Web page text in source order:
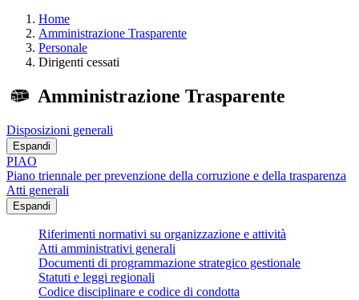
Home
Amministrazione Trasparente
Personale
Dirigenti cessati
Amministrazione Trasparente
Disposizioni generali
Espandi
PIAO
Piano triennale per prevenzione della corruzione e della trasparenza
Atti generali
Espandi
Riferimenti normativi su organizzazione e attività
Atti amministrativi generali
Documenti di programmazione strategico gestionale
Statuti e leggi regionali
Codice disciplinare e codice di condotta